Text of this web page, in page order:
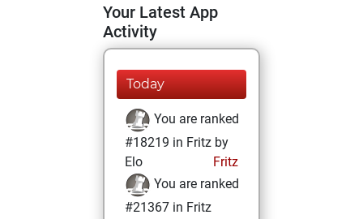
Your Latest App
Activity
Today
You are ranked
#18219 in Fritz by
Elo
Fritz
You are ranked
#21367 in Fritz